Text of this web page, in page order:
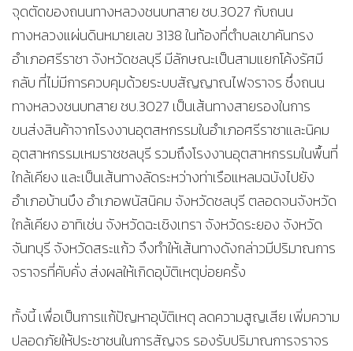
จุดตัดของถนนทางหลวงชนบทสาย ชบ.3027 กับถนน
ทางหลวงแผ่นดินหมายเลข 3138 ในท้องที่ตำบลเขาคันทรง
อำเภอศรีราชา จังหวัดชลบุรี มีลักษณะเป็นสามแยกโค้งรัศมี
กลับ ที่ไม่มีการควบคุมด้วยระบบสัญญาณไฟจราจร ซึ่งถนน
ทางหลวงชนบทสาย ชบ.3027 เป็นเส้นทางสายรองในการ
ขนส่งสินค้าจากโรงงานอุตสหกรรมในอำเภอศรีราชาและนิคม
อุตสาหกรรมเหมราชชลบุรี รวมถึงโรงงานอุตสาหกรรมในพื้นที่
ใกล้เคียง และเป็นเส้นทางลัดระหว่างท่าเรือแหลมฉบังไปยัง
อำเภอบ้านบึง อำเภอพนัสนิคม จังหวัดชลบุรี ตลอดจนจังหวัด
ใกล้เคียง อาทิเช่น จังหวัดฉะเชิงเทรา จังหวัดระยอง จังหวัด
จันทบุรี จังหวัดสระแก้ว จึงทำให้เส้นทางดังกล่าวมีปริมาณการ
จราจรที่คับคั่ง ส่งผลให้เกิดอุบัติเหตุบ่อยครั้ง
ทั้งนี้ เพื่อเป็นการแก้ปัญหาอุบัติเหตุ ลดความสูญเสีย เพิ่มความ
ปลอดภัยให้ประชาชนในการสัญจร รองรับปริมาณการจราจร